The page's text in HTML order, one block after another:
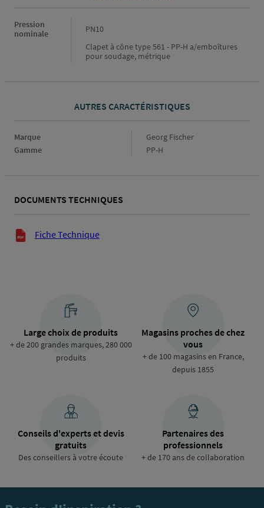
Caractéristiques
Pression
nominale
PN10
Clapet à cône type 561 - PP-H a/emboîtures
pour soudage, métrique
AUTRES CARACTÉRISTIQUES
Marque Marque
Georg Fischer
Gamme
Gamme
PP-H
DOCUMENTS TECHNIQUES
Documents techniques
Fiche Technique
Large choix de produits
+ de 200 grandes marques, 280 000
produits
Magasins proches de chez
vous
+ de 100 magasins en France,
depuis 1855
Conseils d'experts et devis
gratuits
Des conseillers à votre écoute
Partenaires des
professionnels
+ de 170 ans de collaboration